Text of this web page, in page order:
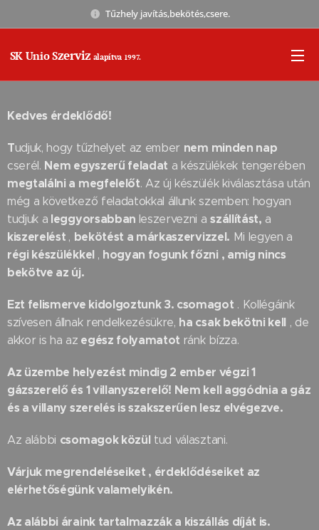
Tűzhely javítás,bekötés,csere.
SK Unio Szerviz alapítva 1997.
Kedves érdeklődő!
Tudjuk, hogy tűzhelyet az ember nem minden nap
cserél. Nem egyszerű feladat a készülékek tengerében
megtalálni a megfelelőt. Az új készülék kiválasztása után
még a következő feladatokkal állunk szemben: hogyan
tudjuk a leggyorsabban leszervezni aszállítást, a
kiszerelést , bekötést a márkaszervizzel. Mi legyen a
régi készülékkel , hogyan fogunk főzni , amig nincs
bekötve az új.
Ezt felismerve kidolgoztunk 3. csomagot . Kollégáink
szívesen állnak rendelkezésükre, ha csak bekötni kell , de
akkor is ha az egész folyamatot ránk bízza.
Az üzembe helyezést mindig 2 ember végzi 1
gázszerelő és 1 villanyszerelő! Nem kell aggódnia a gáz
és a villany szerelés is szakszerűen lesz elvégezve.
Az alábbi csomagok közül tud választani.
Várjuk megrendeléseiket , érdeklődéseiket az
elérhetőségünk valamelyikén.
Az alábbi áraink tartalmazzák a kiszállás díját is.